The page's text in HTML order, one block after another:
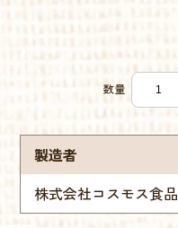
数量
製造者
株式会社コスモス食品